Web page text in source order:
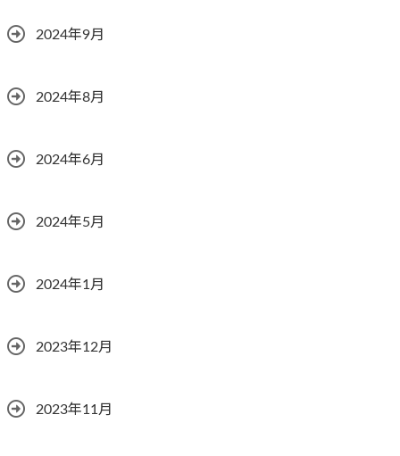
2024年9月
2024年8月
2024年6月
2024年5月
2024年1月
2023年12月
2023年11月